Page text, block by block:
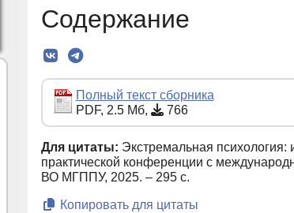
Содержание
Полный текст сборника
PDF, 2.5 Мб,
766
Для цитаты: Экстремальная психология:
практической конференции с
ВО МГППУ, 2025. – 295 с.
Копировать для цитаты